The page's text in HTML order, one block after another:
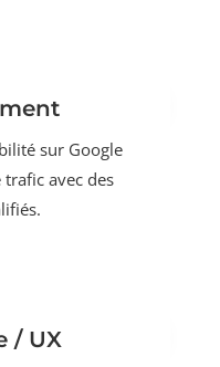
sur Google
avec des
/ UX